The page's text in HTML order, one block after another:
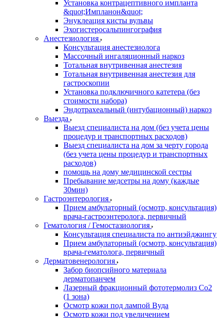
Установка контрацептивного импланта
&quot;Импланон&quot;
Энуклеация кисты вульвы
Эхогистеросальпингография
Анестезиология
Консультация анестезиолога
Массочный ингаляционный наркоз
Тотальная внутривенная анестезия
Тотальная внутривенная анестезия для
гастроскопии
Установка подключичного катетера (без
стоимости набора)
Эндотрахеальный (интубационный) наркоз
Выезда
Выезд специалиста на дом (без учета цены
процедур и транспортных расходов)
Выезд специалиста на дом за черту города
(без учета цены процедур и транспортных
расходов)
помощь на дому медицинской сестры
Пребывание медсетры на дому (каждые
30мин)
Гастроэнтерология
Прием амбулаторный (осмотр, консультация)
врача-гастроэнтеролога, первичный
Гематология / Гемостазиология
Консультация специалиста по антиэйджингу
Прием амбулаторный (осмотр, консультация)
врача-гематолога, первичный
Дерматовенерология
Забор биопсийного материала
дерматопанчем
Лазерный фракционный фототермолиз Со2
(1 зона)
Осмотр кожи под лампой Вуда
Осмотр кожи под увеличением